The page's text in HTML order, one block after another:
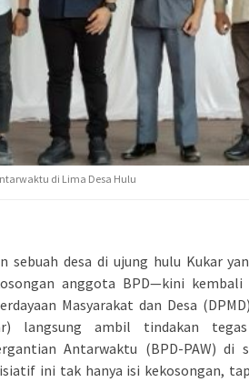
di Lima Desa Hulu
sebuah desa di ujung hulu Kukar
anggota BPD—kini
Masyarakat dan Desa
langsung ambil tindakan
Antarwaktu (BPD-PAW) di
ini tak hanya isi kekosongan,